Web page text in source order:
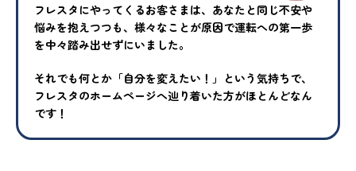
フレスタにやってくるお客さまは、あなたと同じ不安や
悩みを抱えつつも、様々なことが原因で運転への第一歩
を中々踏み出せずにいました。
それでも何とか「自分を変えたい！」という気持ちで、
フレスタのホームページへ辿り着いた方がほとんどなん
です！